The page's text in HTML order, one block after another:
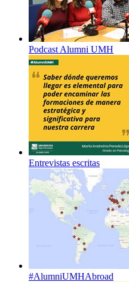
Podcast Alumni UMH
Entrevistas escritas
#AlumniUMHAbroad